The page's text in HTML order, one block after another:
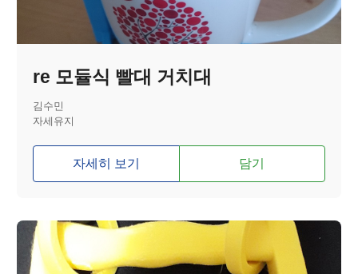
re 모듈식 빨대 거치대
김수민
자세유지
자세히 보기 담기